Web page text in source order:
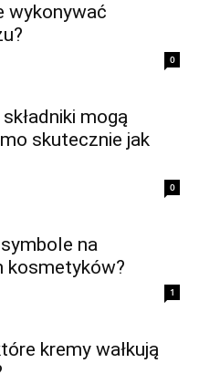
wykonywać
0
mogą
skutecznie jak
0
na
kosmetyków?
1
kremy wałkują